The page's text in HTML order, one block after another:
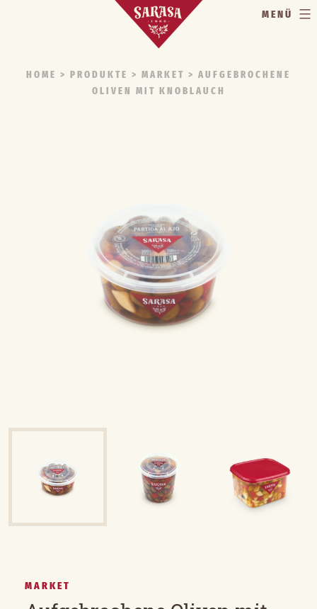
MENÜ
HOME > PRODUKTE > MARKET > AUFGEBROCHENE
OLIVEN MIT KNOBLAUCH
MARKET